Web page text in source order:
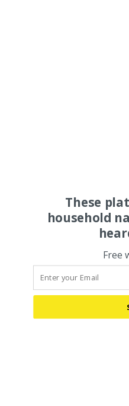
These
household
Free